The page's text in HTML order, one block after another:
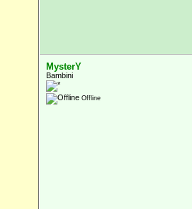
MysterY
Bambini
Offline